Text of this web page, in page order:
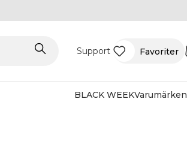
Support Favoriter
BLACK WEEKVarumärken